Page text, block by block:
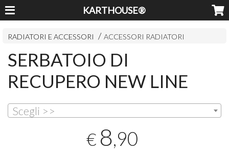
KARTHOUSE®
RADIATORI E ACCESSORI ACCESSORI RADIATORI
SERBATOIO DI
RECUPERO NEW LINE
Scegli >>
€ 8,90